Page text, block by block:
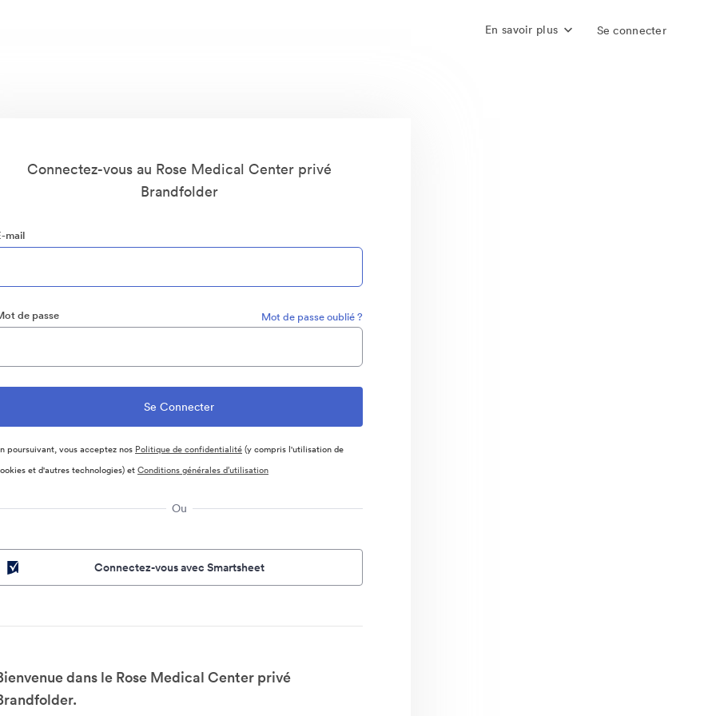
En savoir plus Se connecter
Connectez-vous au Rose Medical Center privé
Brandfolder
mail
de passe Mot de passe oublié ?
poursuivant, vous acceptez nos Politique de confidentialité(y compris l'utilisation de
et d'autres technologies) etConditions générales d’utilisation
Ou
Connectez-vous avec Smartsheet
dans le Rose Medical Center privé